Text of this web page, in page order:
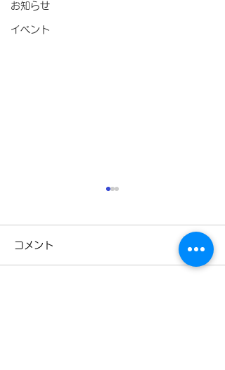
お知らせ
イベント
3月31日
コメント